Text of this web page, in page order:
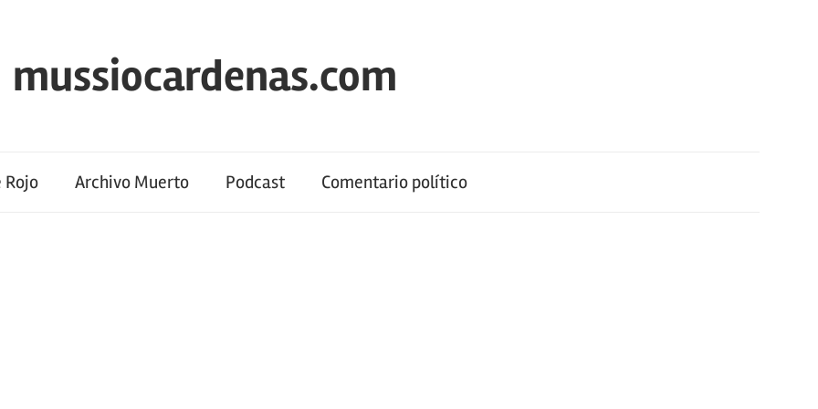
mussiocardenas.com
Archivo Muerto Podcast Comentario político